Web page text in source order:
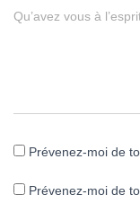
Qu’avez vous à
Prévenez-moi de
Prévenez-moi de